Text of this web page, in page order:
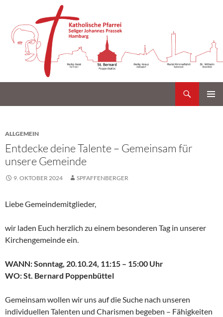
ALLGEMEIN
Entdecke deine Talente – Gemeinsam für
unsere Gemeinde
9. OKTOBER 2024 SPFAFFENBERGER
Liebe Gemeindemitglieder,
wir laden Euch herzlich zu einem besonderen Tag in unserer
Kirchengemeinde ein.
WANN: Sonntag, 20.10.24, 11:15 – 15:00 Uhr
WO: St. Bernard Poppenbüttel
Gemeinsam wollen wir uns auf die Suche nach unseren
individuellen Talenten und Charismen begeben – Fähigkeiten